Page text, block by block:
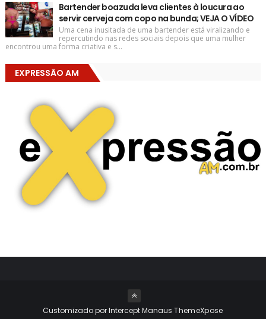
Bartender boazuda leva clientes à loucura ao
servir cerveja com copo na bunda; VEJA O VÍDEO
Uma cena inusitada de uma bartender está viralizando e
repercutindo nas redes sociais depois que uma mulher
encontrou uma forma criativa e s...
EXPRESSÃO AM
Customizado por Intercept ManausThemeXpose